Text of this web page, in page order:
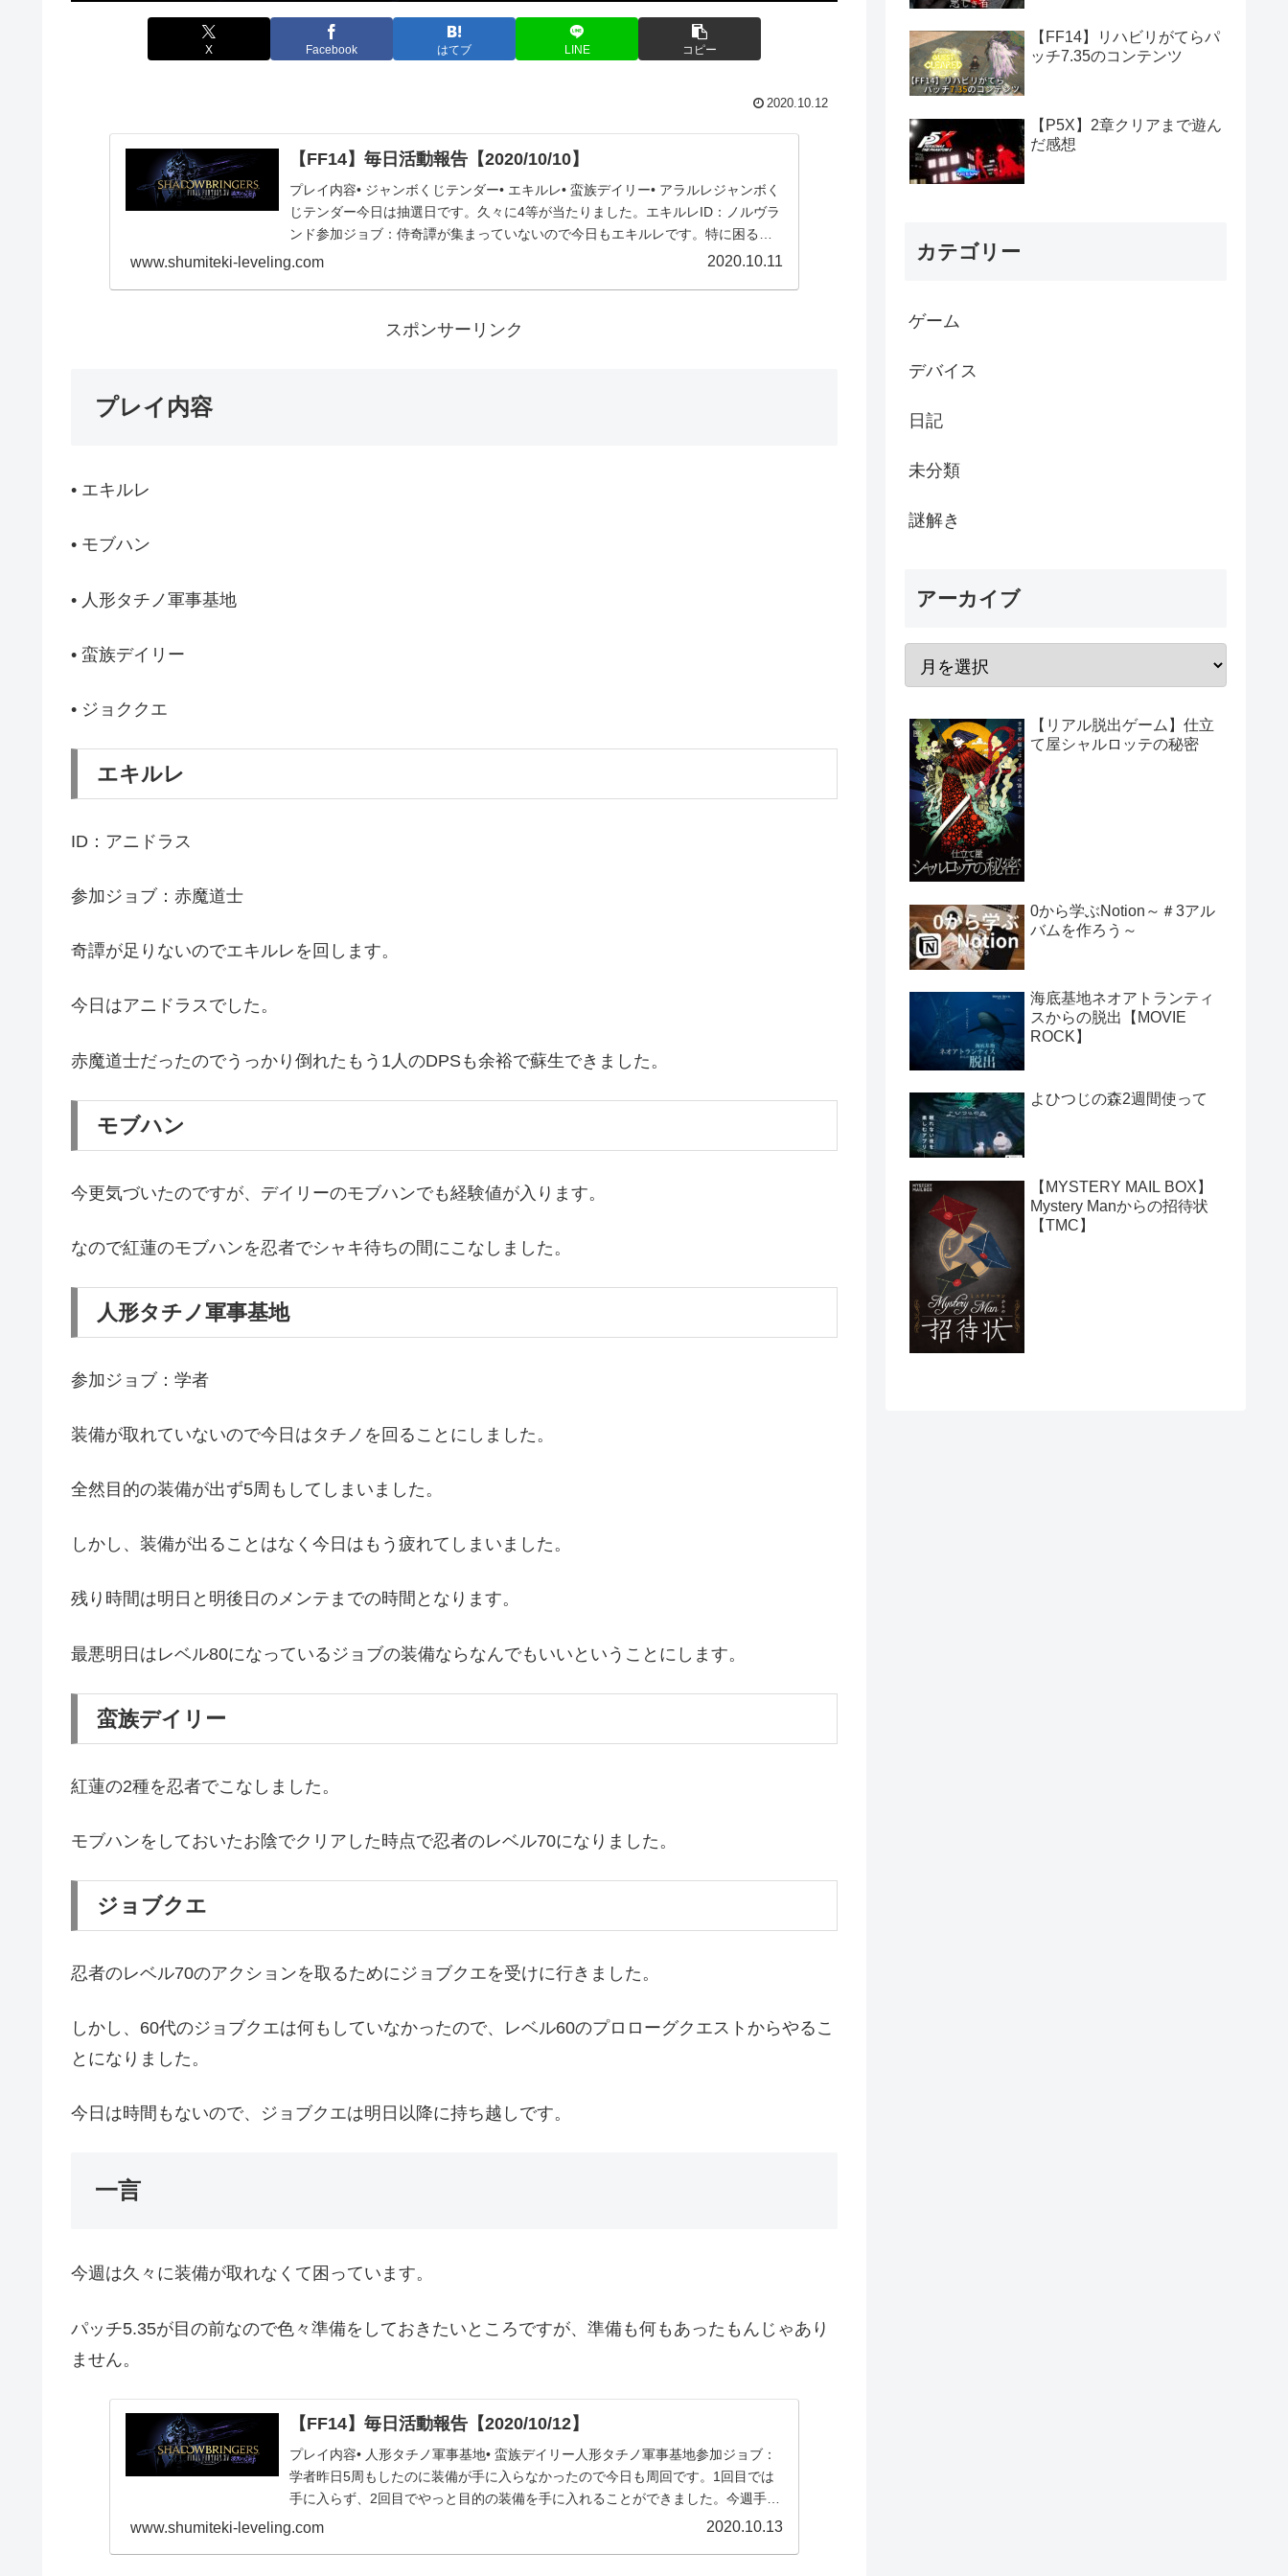
X Facebook はてブ LINE コピー
2020.10.12
【FF14】毎日活動報告【2020/10/10】
プレイ内容• ジャンボくじテンダー• エキルレ• 蛮族デイリー• アラルレジャンボく
じテンダー今日は抽選日です。久々に4等が当たりました。エキルレID：ノルヴラ
ンド参加ジョブ：侍奇譚が集まっていないので今日もエキルレです。特に困るこ
ともなく...
www.shumiteki-leveling.com 2020.10.11
スポンサーリンク
プレイ内容
• エキルレ
• モブハン
• 人形タチノ軍事基地
• 蛮族デイリー
• ジョククエ
エキルレ
ID：アニドラス
参加ジョブ：赤魔道士
奇譚が足りないのでエキルレを回します。
今日はアニドラスでした。
赤魔道士だったのでうっかり倒れたもう1人のDPSも余裕で蘇生できました。
モブハン
今更気づいたのですが、デイリーのモブハンでも経験値が入ります。
なので紅蓮のモブハンを忍者でシャキ待ちの間にこなしました。
人形タチノ軍事基地
参加ジョブ：学者
装備が取れていないので今日はタチノを回ることにしました。
全然目的の装備が出ず5周もしてしまいました。
しかし、装備が出ることはなく今日はもう疲れてしまいました。
残り時間は明日と明後日のメンテまでの時間となります。
最悪明日はレベル80になっているジョブの装備ならなんでもいいということにします。
蛮族デイリー
紅蓮の2種を忍者でこなしました。
モブハンをしておいたお陰でクリアした時点で忍者のレベル70になりました。
ジョブクエ
忍者のレベル70のアクションを取るためにジョブクエを受けに行きました。
しかし、60代のジョブクエは何もしていなかったので、レベル60のプロローグクエストからやるこ
とになりました。
今日は時間もないので、ジョブクエは明日以降に持ち越しです。
一言
今週は久々に装備が取れなくて困っています。
パッチ5.35が目の前なので色々準備をしておきたいところですが、準備も何もあったもんじゃあり
ません。
【FF14】毎日活動報告【2020/10/12】
プレイ内容• 人形タチノ軍事基地• 蛮族デイリー人形タチノ軍事基地参加ジョブ：
学者昨日5周もしたのに装備が手に入らなかったので今日も周回です。1回目では
手に入らず、2回目でやっと目的の装備を手に入れることができました。今週手に
入れたのはヒー...
www.shumiteki-leveling.com 2020.10.13
【FF14】リハビリがてらパ
ッチ7.35のコンテンツ
【P5X】2章クリアまで遊ん
だ感想
カテゴリー
ゲーム
デバイス
日記
未分類
謎解き
アーカイブ
【リアル脱出ゲーム】仕立
て屋シャルロッテの秘密
0から学ぶNotion～＃3アル
バムを作ろう～
海底基地ネオアトランティ
スからの脱出【MOVIE
ROCK】
よひつじの森2週間使って
【MYSTERY MAIL BOX】
Mystery Manからの招待状
【TMC】